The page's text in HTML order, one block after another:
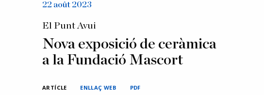
22 août 2023
El Punt Avui
Nova exposició de ceràmica
a la Fundació Mascort
ARTÍCLE ENLLAÇ WEB PDF